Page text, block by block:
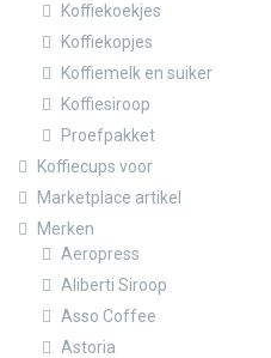
Koffiekoekjes
Koffiekopjes
Koffiemelk en suiker
Koffiesiroop
Proefpakket
Koffiecups voor
Marketplace artikel
Merken
Aeropress
Aliberti Siroop
Asso Coffee
Astoria